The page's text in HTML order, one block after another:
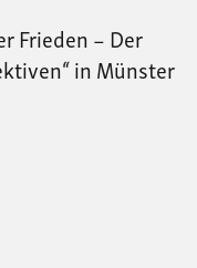
Frieden – Der
in Münster